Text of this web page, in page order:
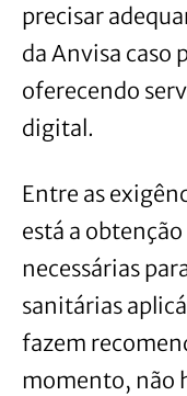
precisar
da Anvisa caso
oferecendo
digital.
Entre as
está a
necessárias
sanitárias
fazem
momento, não